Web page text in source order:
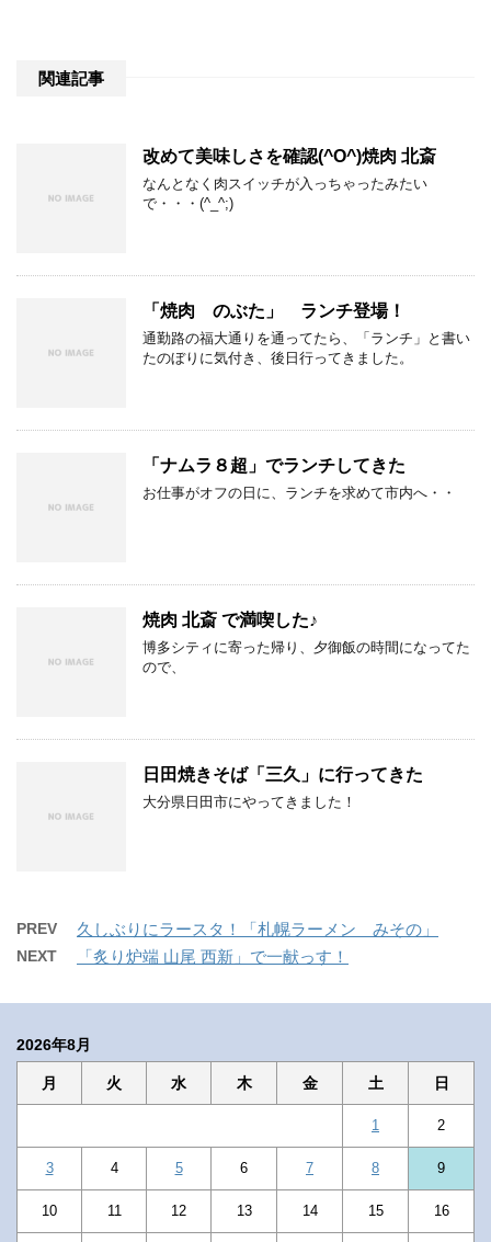
関連記事
改めて美味しさを確認(^O^)焼肉 北斎
なんとなく肉スイッチが入っちゃったみたい
で・・・(^_^;)
「焼肉 のぶた」 ランチ登場！
通勤路の福大通りを通ってたら、「ランチ」と書い
たのぼりに気付き、後日行ってきました。
「ナムラ８超」でランチしてきた
お仕事がオフの日に、ランチを求めて市内へ・・
焼肉 北斎 で満喫した♪
博多シティに寄った帰り、夕御飯の時間になってた
ので、
日田焼きそば「三久」に行ってきた
大分県日田市にやってきました！
PREV 久しぶりにラースタ！「札幌ラーメン みその」
NEXT 「炙り炉端 山尾 西新」で一献っす！
2026年8月
月 火 水 木 金 土 日
1 2
3 4 5 6 7 8 9
10 11 12 13 14 15 16